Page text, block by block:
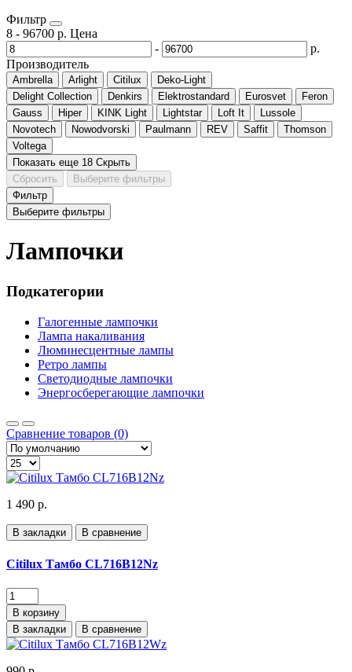
Фильтр
8 - 96700 р. Цена
-
р.
Производитель
Ambrella Arlight Citilux
Deko-Light
Delight Collection
Denkirs Elektrostandard Eurosvet
Feron
Gauss
Hiper KINK Light Lightstar Loft It
Lussole
Novotech
Nowodvorski Paulmann REV Saffit
Thomson
Voltega
Показать еще 18 Скрыть
Сбросить
Выберите фильтры
Фильтр
Выберите фильтры
Лампочки
Подкатегории
Галогенные лампочки
Лампа накаливания
Люминесцентные лампы
Ретро лампы
Светодиодные лампочки
Энергосберегающие лампочки
Сравнение товаров (0)
1 490 р.
В закладки В сравнение
Citilux Тамбо CL716B12Nz
В корзину
В закладки
В сравнение